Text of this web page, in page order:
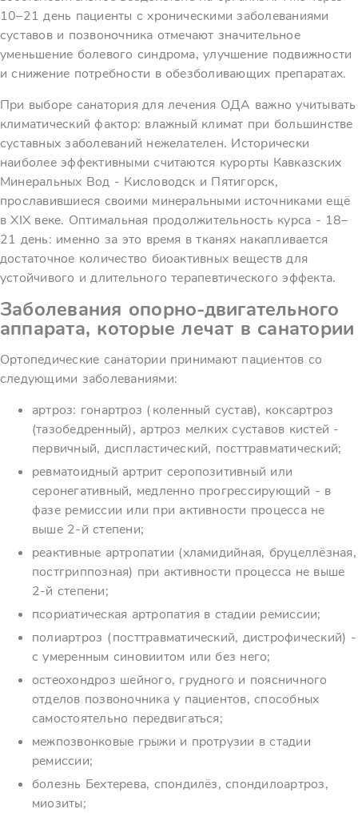
10–21 день пациенты с хроническими заболеваниями
суставов и позвоночника отмечают значительное
уменьшение болевого синдрома, улучшение подвижности
и снижение потребности в обезболивающих препаратах.
При выборе санатория для лечения ОДА важно учитывать
климатический фактор: влажный климат при большинстве
суставных заболеваний нежелателен. Исторически
наиболее эффективными считаются курорты Кавказских
Минеральных Вод - Кисловодск и Пятигорск,
прославившиеся своими минеральными источниками ещё
в XIX веке. Оптимальная продолжительность курса - 18–
21 день: именно за это время в тканях накапливается
достаточное количество биоактивных веществ для
устойчивого и длительного терапевтического эффекта.
Заболевания опорно-двигательного
аппарата, которые лечат в санатории
Ортопедические санатории принимают пациентов со
следующими заболеваниями:
артроз: гонартроз (коленный сустав), коксартроз
(тазобедренный), артроз мелких суставов кистей -
первичный, диспластический, посттравматический;
ревматоидный артрит серопозитивный или
серонегативный, медленно прогрессирующий - в
фазе ремиссии или при активности процесса не
выше 2-й степени;
реактивные артропатии (хламидийная, бруцеллёзная,
постгриппозная) при активности процесса не выше
2-й степени;
псориатическая артропатия в стадии ремиссии;
полиартроз (посттравматический, дистрофический) -
с умеренным синовиитом или без него;
остеохондроз шейного, грудного и поясничного
отделов позвоночника у пациентов, способных
самостоятельно передвигаться;
межпозвонковые грыжи и протрузии в стадии
ремиссии;
болезнь Бехтерева, спондилёз, спондилоартроз,
миозиты;